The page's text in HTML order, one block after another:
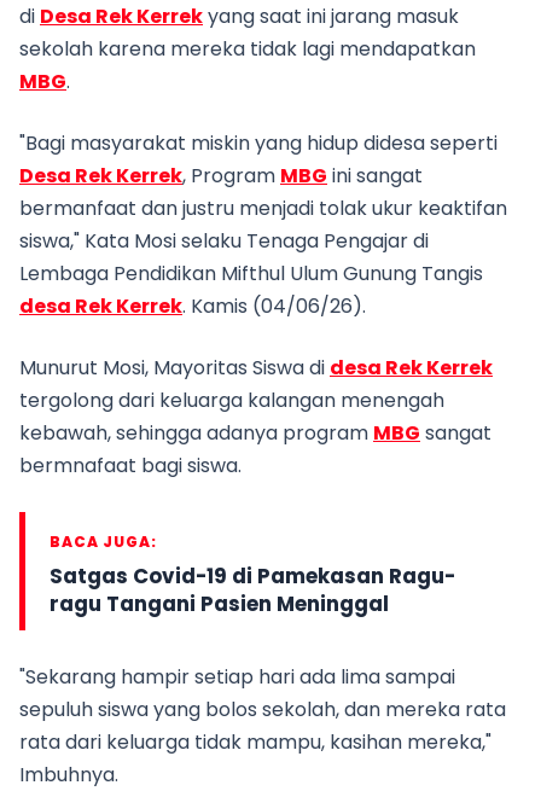
di Desa Rek Kerrekyang saat ini jarang masuk
sekolah karena mereka tidak lagi mendapatkan
MBG.
"Bagi masyarakat miskin yang hidup didesa seperti
Desa Rek Kerrek, Program MBG ini sangat
bermanfaat dan justru menjadi tolak ukur keaktifan
siswa," Kata Mosi selaku Tenaga Pengajar di
Lembaga Pendidikan Mifthul Ulum Gunung Tangis
desa Rek Kerrek. Kamis (04/06/26).
Munurut Mosi, Mayoritas Siswa di desa Rek Kerrek
tergolong dari keluarga kalangan menengah
kebawah, sehingga adanya program MBG sangat
bermnafaat bagi siswa.
BACA JUGA:
Satgas Covid-19 di Pamekasan Ragu-
ragu Tangani Pasien Meninggal
"Sekarang hampir setiap hari ada lima sampai
sepuluh siswa yang bolos sekolah, dan mereka rata
rata dari keluarga tidak mampu, kasihan mereka,"
Imbuhnya.